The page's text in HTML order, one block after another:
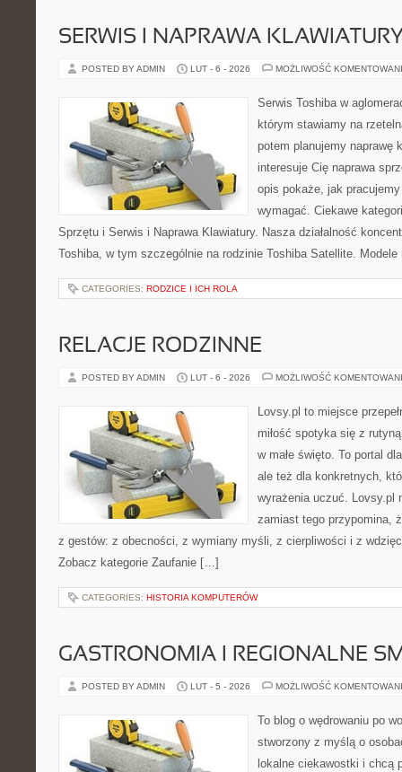
SERWIS I NAPRAWA
POSTED BY ADMIN LUT - 6 - 2026 MOŻLIWOŚĆ
Serwis Toshiba w
którym stawiamy na
potem planujemy naprawę
interesuje Cię naprawa
opis pokaże, jak
wymagać. Ciekawe
Sprzętu i Serwis i Naprawa Klawiatury. Nasza działalność
Toshiba, w tym szczególnie na rodzinie Toshiba Satellite.
CATEGORIES: RODZICE I ICH ROLA
RELACJE RODZINNE
POSTED BY ADMIN LUT - 6 - 2026 MOŻLIWOŚĆ
Lovsy.pl to miejsce
miłość spotyka się z
w małe święto. To portal
ale też dla konkretnych,
wyrażenia uczuć. Lovsy.pl
zamiast tego przypomina,
z gestów: z obecności, z wymiany myśli, z cierpliwości i z
Zobacz kategorie Zaufanie […]
CATEGORIES: HISTORIA KOMPUTERÓW
GASTRONOMIA I REGIONALNE
POSTED BY ADMIN LUT - 5 - 2026 MOŻLIWOŚĆ
To blog o wędrowaniu po
stworzony z myślą o
lokalne ciekawostki i chcą